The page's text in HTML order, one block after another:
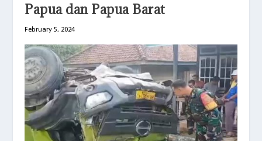
Papua dan Papua Barat
February 5, 2024